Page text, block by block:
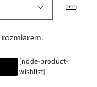
[node-product-
wishlist]